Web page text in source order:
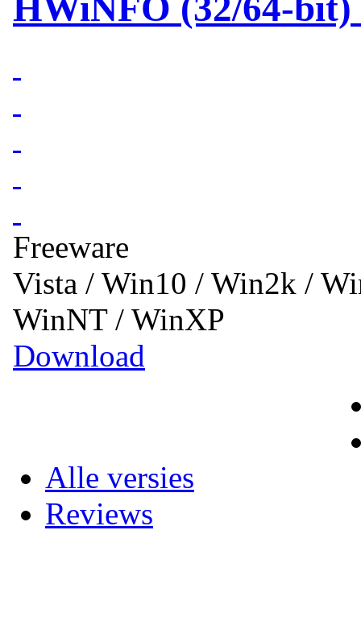
HWiNFO (32/64-bit)
Freeware
Vista / Win10 / Win2k /
WinNT / WinXP
Download
Alle versies
Reviews